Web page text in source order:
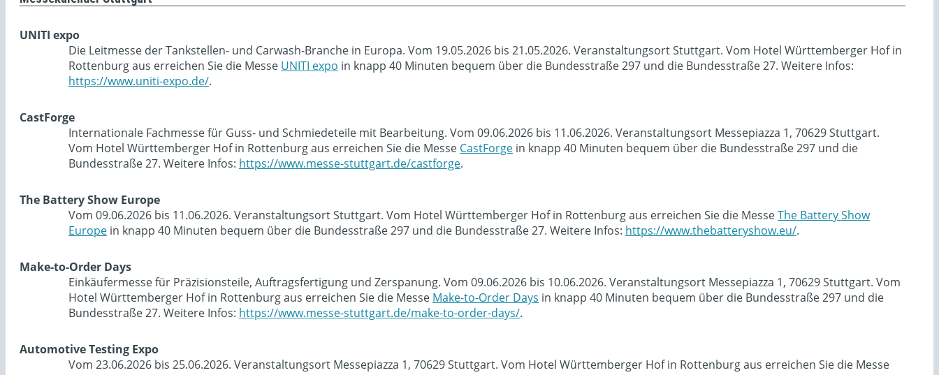
UNITI expo
Die Leitmesse der Tankstellen- und Carwash-Branche in Europa. Vom 19.05.2026 bis 21.05.2026. Veranstaltungsort Stuttgart. Vom Hotel Württemberger Hof in
Rottenburg aus erreichen Sie die Messe UNITI expo in knapp 40 Minuten bequem über die Bundesstraße 297 und die Bundesstraße 27. Weitere Infos:
https://www.uniti-expo.de/.
CastForge
Internationale Fachmesse für Guss- und Schmiedeteile mit Bearbeitung. Vom 09.06.2026 bis 11.06.2026. Veranstaltungsort Messepiazza 1, 70629 Stuttgart.
Vom Hotel Württemberger Hof in Rottenburg aus erreichen Sie die Messe CastForge in knapp 40 Minuten bequem über die Bundesstraße 297 und die
Bundesstraße 27. Weitere Infos: https://www.messe-stuttgart.de/castforge.
The Battery Show Europe
Vom 09.06.2026 bis 11.06.2026. Veranstaltungsort Stuttgart. Vom Hotel Württemberger Hof in Rottenburg aus erreichen Sie die MesseThe Battery Show
Europe in knapp 40 Minuten bequem über die Bundesstraße 297 und die Bundesstraße 27. Weitere Infos: https://www.thebatteryshow.eu/.
Make-to-Order Days
Einkäufermesse für Präzisionsteile, Auftragsfertigung und Zerspanung. Vom 09.06.2026 bis 10.06.2026. Veranstaltungsort Messepiazza 1, 70629 Stuttgart. Vom
Hotel Württemberger Hof in Rottenburg aus erreichen Sie die Messe Make-to-Order Days in knapp 40 Minuten bequem über die Bundesstraße 297 und die
Bundesstraße 27. Weitere Infos: https://www.messe-stuttgart.de/make-to-order-days/.
Automotive Testing Expo
Vom 23.06.2026 bis 25.06.2026. Veranstaltungsort Messepiazza 1, 70629 Stuttgart. Vom Hotel Württemberger Hof in Rottenburg aus erreichen Sie die Messe